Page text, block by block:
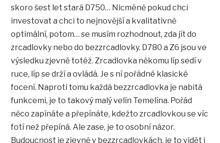
skoro šest let stará D750… Nicméně pokud chci
investovat a chci to nejnovější a kvalitativně
optimální, potom… se musím rozhodnout, zda jít do
zrcadlovky nebo do bezzrcadlovky. D780 a Z6 jsou ve
výsledku zjevně totéž. Zrcadlovka někomu líp sedí v
ruce, líp se drží a ovládá. Je s ní pořádné klasické
focení. Naproti tomu každá bezzrcadlovka je nabitá
funkcemi, je to takový malý velín Temelína. Pořád
něco zapínáte a přepínáte, kdežto zrcadlovkou se víc
fotí než přepíná. Ale zase, je to osobní názor.
Budoucnost je zjevně v bezzrcadlovkách, je to vidět i